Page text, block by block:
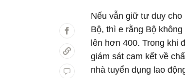
Nếu vẫn giữ tư duy
Bộ, thì e rằng Bộ
lên hơn 400. Trong khi
giám sát cam kết về
nhà tuyển dụng lao